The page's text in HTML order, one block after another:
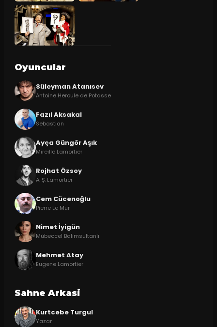
Oyuncular
Süleyman Atanısev
Antoine Hercule de Potasse
Fazıl Aksakal
Sebastian
Ayça Güngör Aşık
Mireille Lamortier
Rojhat Özsoy
A. Ş. Lamortier
Cem Cücenoğlu
Pierre Le Mur
Nimet İyigün
Mübeccel Balımsultanlı
Mehmet Atay
Eugene Lamortier
Sahne Arkasi
Kurtcebe Turgul
Yazar